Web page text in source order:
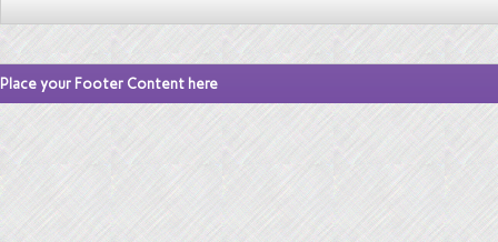
Place your Footer Content here